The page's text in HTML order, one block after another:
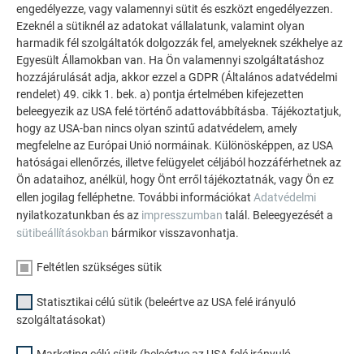
engedélyezze, vagy valamennyi sütit és eszközt engedélyezzen.
Ezeknél a sütiknél az adatokat vállalatunk, valamint olyan
harmadik fél szolgáltatók dolgozzák fel, amelyeknek székhelye az
Egyesült Államokban van. Ha Ön valamennyi szolgáltatáshoz
hozzájárulását adja, akkor ezzel a GDPR (Általános adatvédelmi
rendelet) 49. cikk 1. bek. a) pontja értelmében kifejezetten
beleegyezik az USA felé történő adattovábbításba. Tájékoztatjuk,
hogy az USA-ban nincs olyan szintű adatvédelem, amely
megfelelne az Európai Unió normáinak. Különösképpen, az USA
hatóságai ellenőrzés, illetve felügyelet céljából hozzáférhetnek az
Ön adataihoz, anélkül, hogy Önt erről tájékoztatnák, vagy Ön ez
ellen jogilag felléphetne. További információkat Adatvédelmi
nyilatkozatunkban és az impresszumban talál. Beleegyezését a
sütibeállításokban bármikor visszavonhatja.
Feltétlen szükséges sütik
Statisztikai célú sütik (beleértve az USA felé irányuló
szolgáltatásokat)